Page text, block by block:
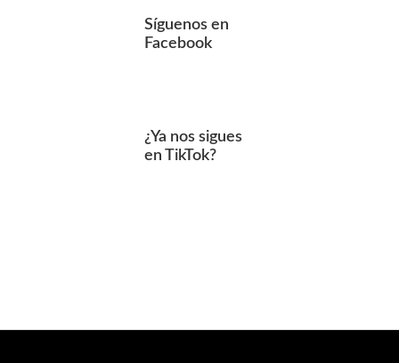
Síguenos en
Facebook
¿Ya nos sigues
en TikTok?